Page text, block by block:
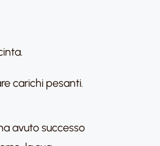
carichi pesanti.
avuto successo